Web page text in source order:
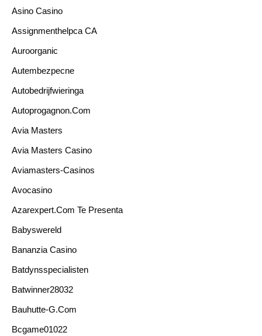
Asino Casino
Assignmenthelpca CA
Auroorganic
Autembezpecne
Autobedrijfwieringa
Autoprogagnon.com
Avia Masters
Avia Masters Casino
Aviamasters-Casinos
Avocasino
Azarexpert.com Te Presenta
Babyswereld
Bananzia Casino
Batdynsspecialisten
Batwinner28032
Bauhutte-G.com
Bcgame01022